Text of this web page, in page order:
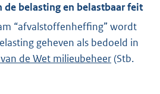
de belasting en belastbaar feit
“afvalstoffenheffing” wordt
geheven als bedoeld in
de Wet milieubeheer(Stb.